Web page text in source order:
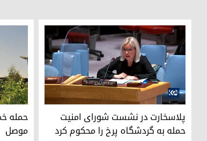
جنین هانس پلاسخارت، نماینده ویژه دبیرکل سازمان ملل
پلاسخارت در نشست شورای امنیت
حمله به گردشگاه پرخ را محکوم کرد
حمله
موصل